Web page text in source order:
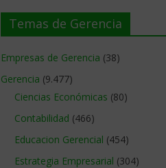
Temas de Gerencia
Empresas de Gerencia (38)
Gerencia (9.477)
Ciencias Económicas (80)
Contabilidad (466)
Educacion Gerencial (454)
Estrategia Empresarial (304)